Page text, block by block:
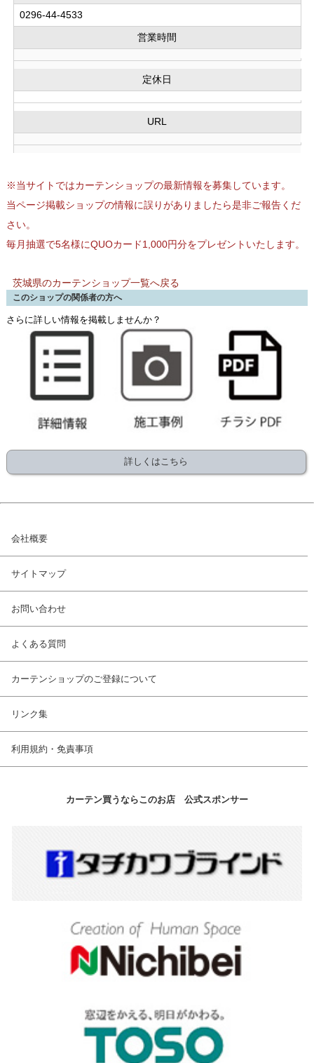
0296-44-4533
営業時間
定休日
URL
※当サイトではカーテンショップの最新情報を募集しています。
当ページ掲載ショップの情報に誤りがありましたら是非ご報告くだ
さい。
毎月抽選で5名様にQUOカード1,000円分をプレゼントいたします。
茨城県のカーテンショップ一覧へ戻る
このショップの関係者の方へ
さらに詳しい情報を掲載しませんか？
詳しくはこちら
会社概要
サイトマップ
お問い合わせ
よくある質問
カーテンショップのご登録について
リンク集
利用規約・免責事項
カーテン買うならこのお店 公式スポンサー